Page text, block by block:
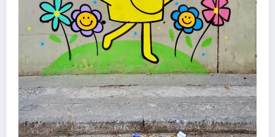
Com ingressos esgotados desde junho, Churrasquinho
Menos é Mais agita BH na próxima semana
5 de agosto de 2026 Felipe Jesus